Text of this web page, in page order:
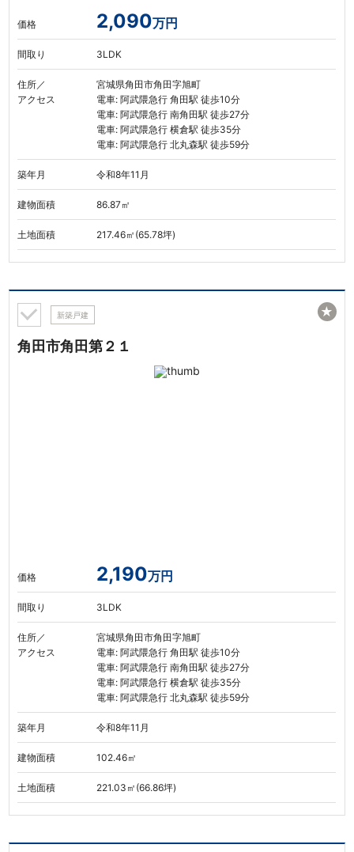
価格 2,090万円
間取り 3LDK
住所／
アクセス
宮城県角田市角田字旭町
電車: 阿武隈急行 角田駅 徒歩10分
電車: 阿武隈急行 南角田駅 徒歩27分
電車: 阿武隈急行 横倉駅 徒歩35分
電車: 阿武隈急行 北丸森駅 徒歩59分
築年月 令和8年11月
建物面積 86.87㎡
土地面積 217.46㎡(65.78坪)
新築戸建
角田市角田第２１
価格 2,190万円
間取り 3LDK
住所／
アクセス
宮城県角田市角田字旭町
電車: 阿武隈急行 角田駅 徒歩10分
電車: 阿武隈急行 南角田駅 徒歩27分
電車: 阿武隈急行 横倉駅 徒歩35分
電車: 阿武隈急行 北丸森駅 徒歩59分
築年月 令和8年11月
建物面積 102.46㎡
土地面積 221.03㎡(66.86坪)
★